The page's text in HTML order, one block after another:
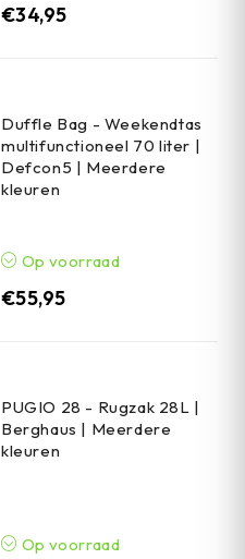
€34,95
Duffle Bag - Weekendtas
multifunctioneel 70 liter |
Defcon5 | Meerdere
kleuren
Op voorraad
€55,95
PUGIO 28 - Rugzak 28L |
Berghaus | Meerdere
kleuren
Op voorraad